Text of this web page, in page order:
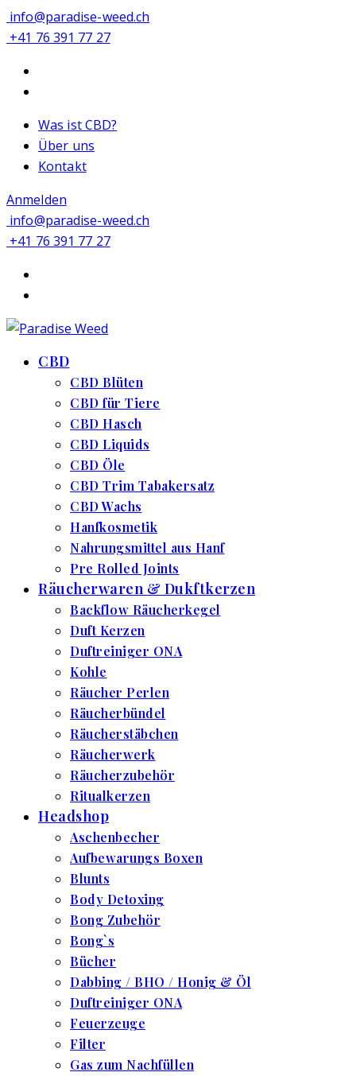
info@paradise-weed.ch
+41 76 391 77 27
Was ist CBD?
Über uns
Kontakt
Anmelden
info@paradise-weed.ch
+41 76 391 77 27
CBD
CBD Blüten
CBD für Tiere
CBD Hasch
CBD Liquids
CBD Öle
CBD Trim Tabakersatz
CBD Wachs
Hanfkosmetik
Nahrungsmittel aus Hanf
Pre Rolled Joints
Räucherwaren & Dukftkerzen
Backflow Räucherkegel
Duft Kerzen
Duftreiniger ONA
Kohle
Räucher Perlen
Räucherbündel
Räucherstäbchen
Räucherwerk
Räucherzubehör
Ritualkerzen
Headshop
Aschenbecher
Aufbewarungs Boxen
Blunts
Body Detoxing
Bong Zubehör
Bong`s
Bücher
Dabbing / BHO / Honig & Öl
Duftreiniger ONA
Feuerzeuge
Filter
Gas zum Nachfüllen